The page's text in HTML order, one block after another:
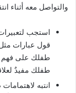
والتواصل معه أثناء
استجب
قول عبارات
طفلك على فهم
طفلك مفيدٌ
انتبه